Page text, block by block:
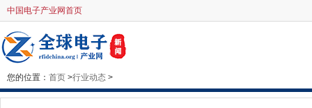
中国电子产业网首页
您的位置： 首页 >行业动态 >